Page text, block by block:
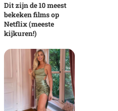
Dit zijn de 10 meest
bekeken films op
Netflix (meeste
kijkuren!)